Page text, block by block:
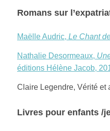
Romans sur
Maëlle Audric, Le Chant
Nathalie Desormeaux,
éditions Hélène Jacob,
Claire Legendre, Vérité et
Livres pour enfants /